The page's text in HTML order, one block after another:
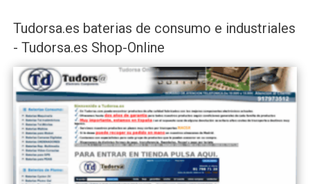
Tudorsa.es baterias de consumo e industriales
- Tudorsa.es Shop-Online